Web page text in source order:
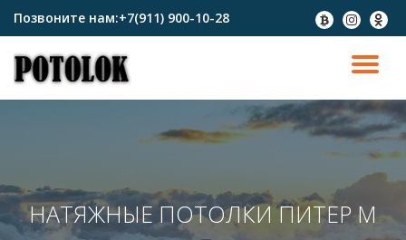
содержимому
Позвоните нам:+7(911) 900-10-28
fa-
btc
fa-
instagram
fa-
НАТЯЖНЫЕ ПОТОЛКИ ПИТЕР М